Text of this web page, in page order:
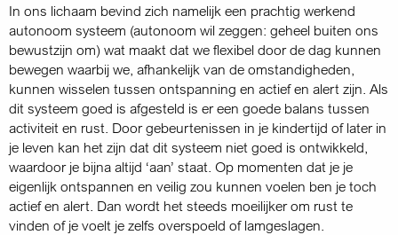
In ons lichaam bevind zich namelijk een prachtig werkend
autonoom systeem (autonoom wil zeggen: geheel buiten ons
bewustzijn om) wat maakt dat we flexibel door de dag kunnen
bewegen waarbij we, afhankelijk van de omstandigheden,
kunnen wisselen tussen ontspanning en actief en alert zijn. Als
dit systeem goed is afgesteld is er een goede balans tussen
activiteit en rust. Door gebeurtenissen in je kindertijd of later in
je leven kan het zijn dat dit systeem niet goed is ontwikkeld,
waardoor je bijna altijd ‘aan’ staat. Op momenten dat je je
eigenlijk ontspannen en veilig zou kunnen voelen ben je toch
actief en alert. Dan wordt het steeds moeilijker om rust te
vinden of je voelt je zelfs overspoeld of lamgeslagen.